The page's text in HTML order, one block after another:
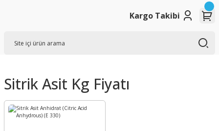
Kargo Takibi
Sitrik Asit Kg Fiyatı